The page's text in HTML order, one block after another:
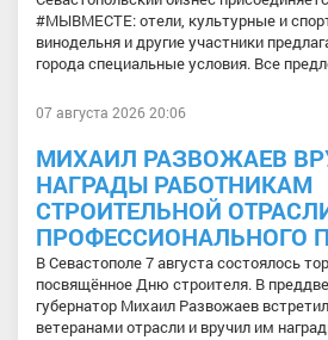
#МЫВМЕСТЕ: отели, культурные и
винодельня и другие участники
города специальные условия. Все
07 августа 2026 20:06
МИХАИЛ РАЗВОЖАЕВ
НАГРАДЫ РАБОТНИКАМ
СТРОИТЕЛЬНОЙ
ПРОФЕССИОНАЛЬНОГО
В Севастополе 7 августа состоялось
посвящённое Дню строителя. В
губернатор Михаил Развожаев
ветеранами отрасли и вручил им